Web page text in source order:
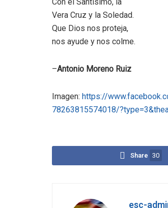
Con el Santísimo, la
Vera Cruz y la Soledad.
Que Dios nos proteja,
nos ayude y nos colme.
–Antonio Moreno Ruiz
Imagen: https://
78263815574018/
Share 30